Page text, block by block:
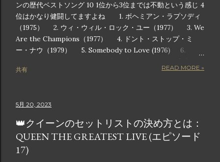
ンの歴代ベストソング 10 1位から3位までは不動という感じ 4
位はかなり健闘してますよね 1. ボヘミアン・ラプソディ
（1975） 2. ウィ・ウィル・ロック・ユー（1977） 3. We
Are the Champions（1977） 4. ドント・ストップ・ミ
ー・ナウ（1979） 5. Somebody to Love (1976) 6.
Another One Bites the Dust (1980) 7. ラジオ・ガガ
（1984） 8. アンダー・プレッシャー（1981） 9. キラー
り出ただけでなく、ポップカルチャーの枠組みに深く根付い
た、クイーンの歴代人気曲トップ 10 を詳しく紹介します。
これらの曲は単なるヒット曲ではありません。観客をスタジ
アムに足を踏み鳴らすような音で包み込み、勝利のメロディ
ーで気分を高揚させ、心のこもった歌詞で感情を呼び起こす
共有 READ MORE »
5月 20, 2023
👑クイーンのセットリストの決め方とは：
QUEEN THE GREATEST LIVE (エピソード
17)